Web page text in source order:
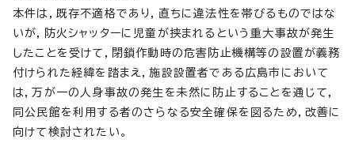
本件は，既存不適格であり，直ちに違法性を帯びるものではな
いが，防火シャッターに児童が挟まれるという重大事故が発生
したことを受けて，閉鎖作動時の危害防止機構等の設置が義務
付けられた経緯を踏まえ，施設設置者である広島市において
は，万が一の人身事故の発生を未然に防止することを通じて，
同公民館を利用する者のさらなる安全確保を図るため，改善に
向けて検討されたい。